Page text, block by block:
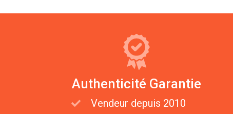
Authenticité Garantie
Vendeur depuis 2010